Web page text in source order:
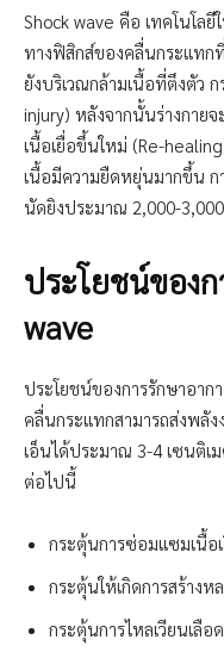
Shock wave คือ เทคโนโล
ทางฟิสิกส์ของคลื่นกระแทก
ยังบริเวณกล้ามเนื้อที่ตึงตัว ก
injury) หลังจากนั้นร่างกาย
เนื้อเยื่อขึ้นใหม่ (Re-
เนื้อมีความยืดหยุ่นมากขึ้น ก
นัดยิงประมาณ 2,000-
ประโยชน์ของ
wave
ประโยชน์ของการรักษาอาก
คลื่นกระแทกสามารถส่งพลัง
เอ็นได้ประมาณ 3-4 เซนติเ
ต่อไปนี้
กระตุ้นการซ่อมแซมเนื้อ
กระตุ้นให้เกิดการสร้างห
กระตุ้นการไหลเวียนเลือด